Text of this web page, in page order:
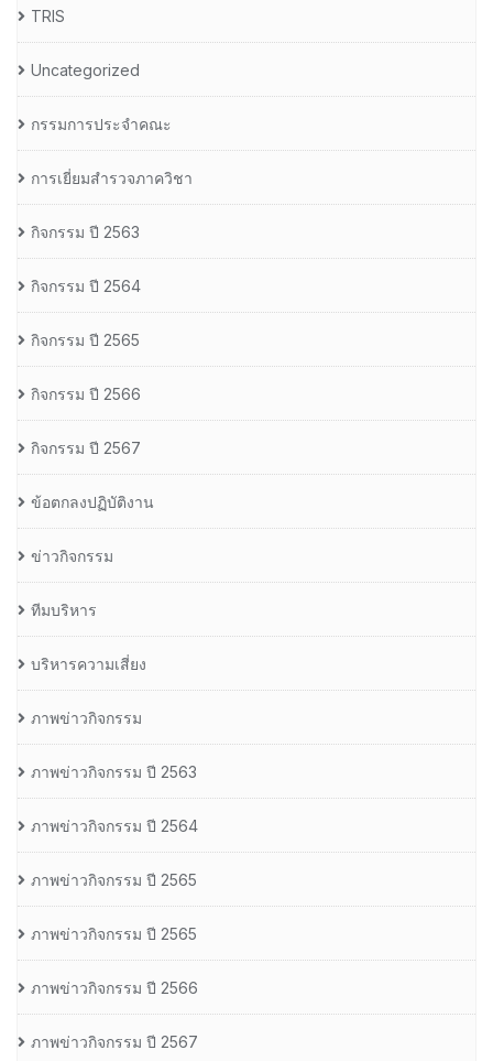
TRIS
Uncategorized
กรรมการประจำคณะ
การเยี่ยมสำรวจภาควิชา
กิจกรรม ปี 2563
กิจกรรม ปี 2564
กิจกรรม ปี 2565
กิจกรรม ปี 2566
กิจกรรม ปี 2567
ข้อตกลงปฏิบัติงาน
ข่าวกิจกรรม
ทีมบริหาร
บริหารความเสี่ยง
ภาพข่าวกิจกรรม
ภาพข่าวกิจกรรม ปี 2563
ภาพข่าวกิจกรรม ปี 2564
ภาพข่าวกิจกรรม ปี 2565
ภาพข่าวกิจกรรม ปี 2565
ภาพข่าวกิจกรรม ปี 2566
ภาพข่าวกิจกรรม ปี 2567